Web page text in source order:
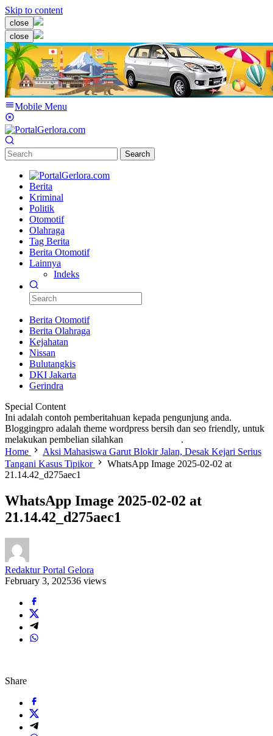
Skip to content
close
close
Mobile Menu
Search
Berita
Kriminal
Politik
Otomotif
Olahraga
Tag Berita
Berita Otomotif
Lainnya
Indeks
Berita Otomotif
Berita Olahraga
Kejahatan
Nissan
Bulutangkis
DKI Jakarta
Gerindra
Special Content
Ini adalah contoh pemberitahuan kepada pengunjung anda.
Bloggingpro adalah theme wordpress bersih dan seo friendly, untuk
melakukan pembelian silahkan
.
Home
Aksi Mahasiswa Garut Blokir Jalan, Desak Kejari Serius
Tangani Kasus Tipikor
WhatsApp Image 2025-02-02 at
21.14.42_d275aec1
WhatsApp Image 2025-02-02 at
21.14.42_d275aec1
Redaktur Portal Gelora
February 3, 202536 views
Share